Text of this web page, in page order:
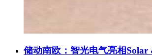
储动南欧：智光电气亮相Solar